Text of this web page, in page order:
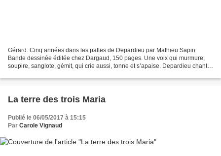
Gérard. Cinq années dans les pattes de Depardieu par Mathieu Sapin
Bande dessinée éditée chez Dargaud, 150 pages. Une voix qui murmure,
soupire, sanglote, gémit, qui crie aussi, tonne et s’apaise. Depardieu chante,
La terre des trois Maria
Publié le 06/05/2017 à 15:15
Par Carole Vignaud